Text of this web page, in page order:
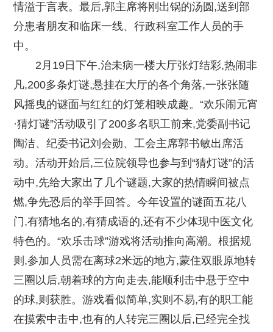
情溢于言表。最后,郭主席将刚出锅的汤圆,送到部
分患者朋友和临床一线、行政科室工作人员的手
中。
2月19日下午,治未病一楼大厅张灯结彩,热闹非
凡,200多条灯谜,悬挂在大厅的各个角落,一张张随
风摇曳的谜面与红红的灯笼相映成趣。“欢乐闹元宵
·猜灯谜”活动吸引了200多名职工前来,党委副书记
陶洁、纪委书记刘会勋、工会主席郭书敏出席活
动。活动开始后,三位院领导也参与到“猜灯谜”的活
动中,先给大家出了几个谜题,大家的热情瞬间被点
燃,争先恐后的举手回答。今年设置的谜面五花八
门,有猜地名的,有猜成语的,还有不少体现中医文化
特色的。“欢乐击球”游戏将活动推向高潮。根据规
则,参加人员需在离球2米远的地方,蒙住双眼原地转
三圈以后,朝着球的方向走去,能顺利击中悬于空中
的球,则获胜。游戏看似简单,实则不易,有的职工能
在摸索中击中,也有的人转完三圈以后,已经完全找